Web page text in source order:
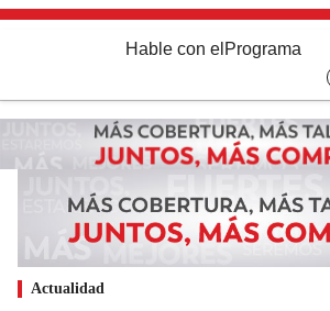
Hable con el Programa
Actualidad